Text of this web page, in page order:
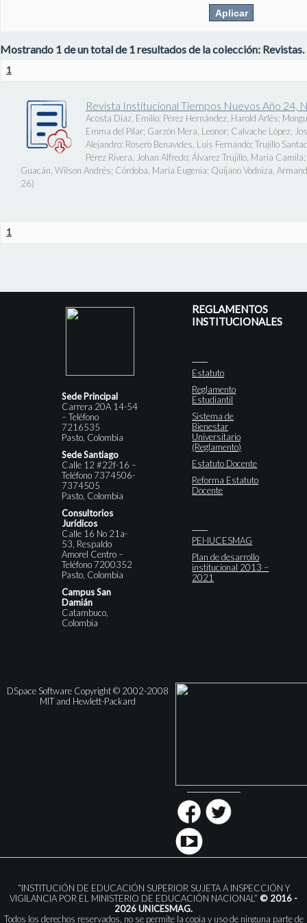
Mostrando 1 de un total de 1 resultados de la colección: Revistas.
1
Revista Institucional Tiempos Nuevos Año 24,
Acosta Díaz, Emilio; Pérez Hernández, Harold Arlés;
Emma del Pilar; Garzón Mera, Leonor; Calvache López,
Alejandro; Rosero Benavides, Luis Fernando; Trujillo
Pérez Rivera, Johan Alfredo; Álvarez Trujillo, María Camila;
Guacán, Wilson Andrés; Córdoba, María Eugenia; Quijano Vodniza,
26)
1
Sede Principal
Carrera 20A 14-54
– Teléfono
7216535
Pasto, Colombia
Sede Santiago
Calle 12 #22f-16 –
Teléfono 7374506-
7374505
Pasto, Colombia
Consultorios
Jurídicos
Calle 16 No 21a-
53, Respaldo
Amorel Centro –
Teléfono 7200352
Pasto, Colombia
Campus San
Damián
Catambuco,
Colombia
REGLAMENTOS
INSTITUCIONALES
Estatuto
Reglamento
Estudiantil
Sistema de
Bienestar
Universitario
(Reglamento)
Estatuto Docente
Reforma Estatuto
Docente
PEI-IUCESMAG
Plan de desarrollo
institucional 2013 –
2021
DSpace Software Copyright © 2002-2008
MIT and Hewlett-Packard
“INSTITUCIÓN DE EDUCACIÓN SUPERIOR SUJETA A INSPECCIÓN Y
VIGILANCIA POR EL MINISTERIO DE EDUCACIÓN NACIONAL” © 2016 -
2026 UNICESMAG.
Todos los derechos reservados, no se permite la copia y uso de ninguna parte de